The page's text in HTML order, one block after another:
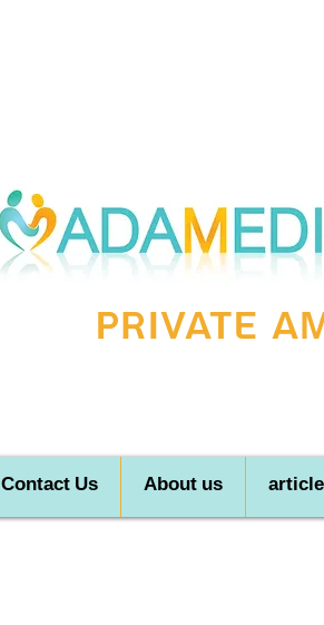
Private
Contact Us About us